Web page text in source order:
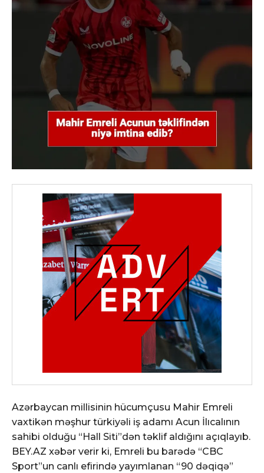
Azərbaycan millisinin hücumçusu Mahir Emreli
vaxtikən məşhur türkiyəli iş adamı Acun İlıcalının
sahibi olduğu “Hall Siti”dən təklif aldığını açıqlayıb.
BEY.AZ xəbər verir ki, Emreli bu barədə “CBC
Sport”un canlı efirində yayımlanan “90 dəqiqə”